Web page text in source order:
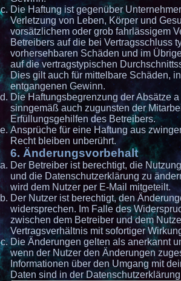
Die Haftung ist gegenüber
Verletzung von Leben, Körper und
vorsätzlichem oder grob fahrlässigem
Betreibers auf die bei Vertragsschluss
vorhersehbaren Schäden und im
auf die vertragstypischen
Dies gilt auch für mittelbare Schäden,
entgangenen Gewinn.
Die Haftungsbegrenzung der Absätze
sinngemäß auch zugunsten der
Erfüllungsgehilfen des Betreibers.
Ansprüche für eine Haftung aus
Recht bleiben unberührt.
6. Änderungsvorbehalt
Der Betreiber ist berechtigt, die
und die Datenschutzerklärung zu
wird dem Nutzer per E-Mail mitgeteilt.
Der Nutzer ist berechtigt, den
widersprechen. Im Falle des
zwischen dem Betreiber und dem
Vertragsverhältnis mit sofortiger
Die Änderungen gelten als anerkannt
wenn der Nutzer den Änderungen
Informationen über den Umgang mit
Daten sind in der